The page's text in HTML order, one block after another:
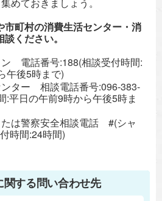
市町村の消費生活センター・消
ください。
電話番号:188(相談受付時間:
午後5時まで)
ター 相談電話番号:096-383-
:平日の午前9時から午後5時ま
は警察安全相談電話 #(シャ
時間:24時間)
関する問い合わせ先